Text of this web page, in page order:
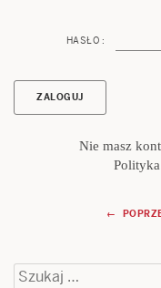
HASŁO :
Nie masz
Nawigacja
wpisu
←
Szukaj: